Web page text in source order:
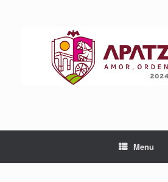
Menu